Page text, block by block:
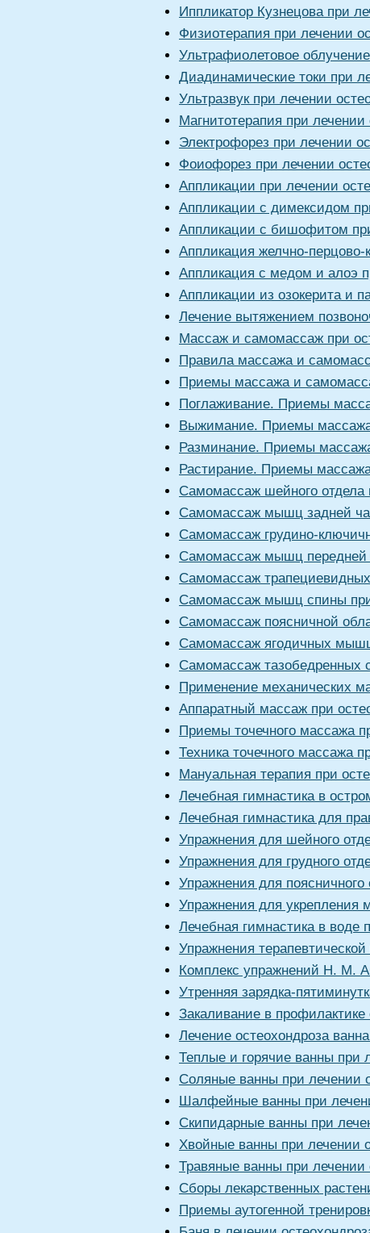
Иппликатор Кузнецова при
Физиотерапия при лечении
Ультрафиолетовое
Диадинамические токи при
Ультразвук при лечении
Магнитотерапия при лечении
Электрофорез при лечении
Фоиофорез при лечении
Аппликации при лечении
Аппликации с димексидом
Аппликации с бишофитом
Аппликация желчно-
Аппликация с медом и алоэ
Аппликации из озокерита и
Лечение вытяжением
Массаж и самомассаж при
Правила массажа и
Приемы массажа и
Поглаживание. Приемы
Выжимание. Приемы массажа
Разминание. Приемы
Растирание. Приемы
Самомассаж шейного отдела
Самомассаж мышц задней
Самомассаж грудино-
Самомассаж мышц передней
Самомассаж
Самомассаж мышц спины при
Самомассаж поясничной
Самомассаж ягодичных
Самомассаж тазобедренных
Применение механических
Аппаратный массаж при
Приемы точечного массажа
Техника точечного массажа
Мануальная терапия при
Лечебная гимнастика в
Лечебная гимнастика для
Упражнения для шейного
Упражнения для грудного
Упражнения для
Упражнения для укрепления
Лечебная гимнастика в воде
Упражнения
Комплекс упражнений Н. М.
Утренняя зарядка-
Закаливание в профилактике
Лечение остеохондроза
Теплые и горячие ванны при
Соляные ванны при лечении
Шалфейные ванны при
Скипидарные ванны при
Хвойные ванны при лечении
Травяные ванны при лечении
Сборы лекарственных
Приемы аутогенной